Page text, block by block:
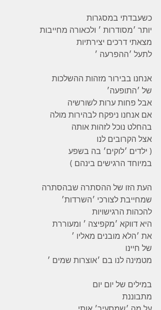
כשעבדתי במסגרות
יותר ׳מסודרות ׳ ולכאורה מחייבות
מצאתי דרכים יצירתיות
לתעל ׳ההפרעה ׳
אנחנו בבירור מזהות ההשלכות
של ׳התופעה׳
אבל פחות ערות לשורשיה
אם אנחנו ניפקח לבהירות מולה
בהחלט נוכל לזהות אותה
אצל הקרובים לנו
( ילדים ׳לוקים׳ בה בשפע
במיוחד הרגישים בינהם )
העת הזו של ההסתרה שבהסתרה
שמחייבת לצורכי ׳השרדות׳
להכהות הרגישויות
היא דווקא ׳מקפיצה ׳ ומעוררת
את ׳הלא מובנים מאליו ׳
של חיינו
מטמינה לנו בם ׳אוצרות שמים ׳
במילים של יום יום
מתבוננת